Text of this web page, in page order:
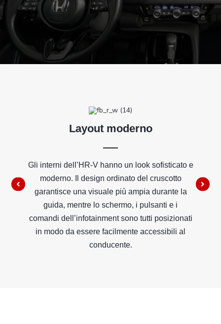
Layout moderno
Gli interni dell’HR-V hanno un look sofisticato e
moderno. Il design ordinato del cruscotto
garantisce una visuale più ampia durante la
guida, mentre lo schermo, i pulsanti e i
comandi dell’infotainment sono tutti posizionati
in modo da essere facilmente accessibili al
conducente.